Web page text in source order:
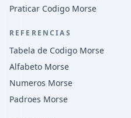
Praticar Codigo Morse
REFERENCIAS
Tabela de Codigo Morse
Alfabeto Morse
Numeros Morse
Padroes Morse